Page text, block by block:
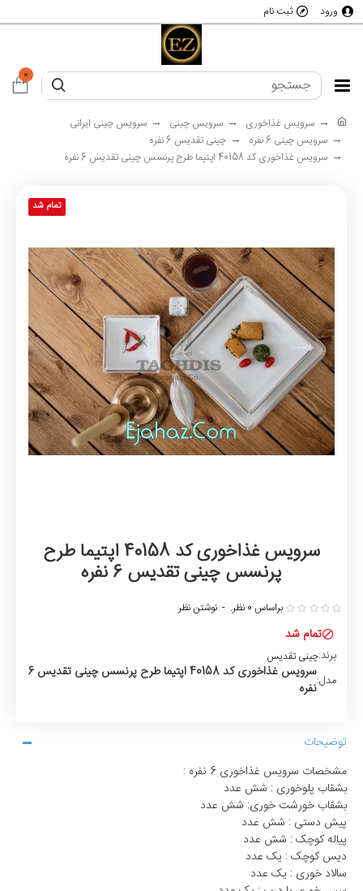
ورود ثبت نام
0
سرویس غذاخوری سرویس چینی
سرویس چینی ایرانی
سرویس چینی 6 نفره
چینی تقدیس 6 نفره
سرویس غذاخوری کد 40158 اپتیما طرح پرنسس چینی تقدیس 6 نفره
تمام شد
سرویس غذاخوری کد 40158 اپتیما طرح
پرنسس چینی تقدیس 6 نفره
تمام شد
برند:چینی تقدیس
مدل:
سرویس غذاخوری کد 40158 اپتیما طرح پرنسس چینی تقدیس 6
نفره
براساس 0 نظر. - نوشتن نظر
توضیحات
مشخصات سرویس غذاخوری 6 نفره :
بشقاب پلوخوری : شش عدد
بشقاب خورشت خوری: شش عدد
پیش دستی : شش عدد
پیاله کوچک : شش عدد
دیس کوچک : یک عدد
سالاد خوری : یک عدد